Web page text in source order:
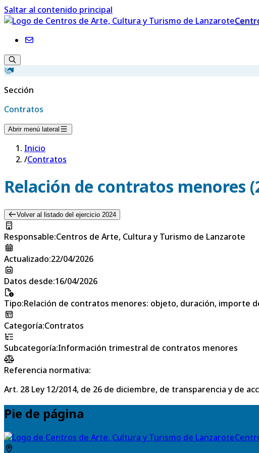
Saltar al contenido principal
Sección
Contratos
Abrir menú lateral
Inicio
/Contratos
Relación de contratos menores
Volver al listado del ejercicio 2024
Responsable:Centros de Arte, Cultura y Turismo de Lanzarote
Actualizado:22/04/2026
Datos desde:16/04/2026
Tipo:Relación de contratos menores: objeto, duración, importe
Categoría:Contratos
Subcategoría:Información trimestral de contratos menores
Referencia normativa:
Art. 28 Ley 12/2014, de 26 de diciembre, de transparencia y de
Pie de página